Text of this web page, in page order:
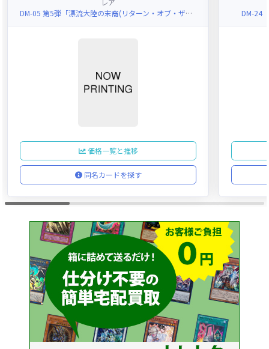
レア
DM-05 第5弾「漂流大陸の末裔(リターン・オブ・ザ・サバイバー)」
価格一覧と推移
同名カードを探す
DM-24